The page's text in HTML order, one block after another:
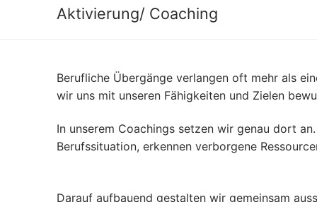
Aktivierung/ Coaching
Berufliche Übergänge verlangen oft mehr als
wir uns mit unseren Fähigkeiten und Zielen
In unserem Coachings setzen wir genau dort
Berufssituation, erkennen verborgene
Darauf aufbauend gestalten wir gemeinsam